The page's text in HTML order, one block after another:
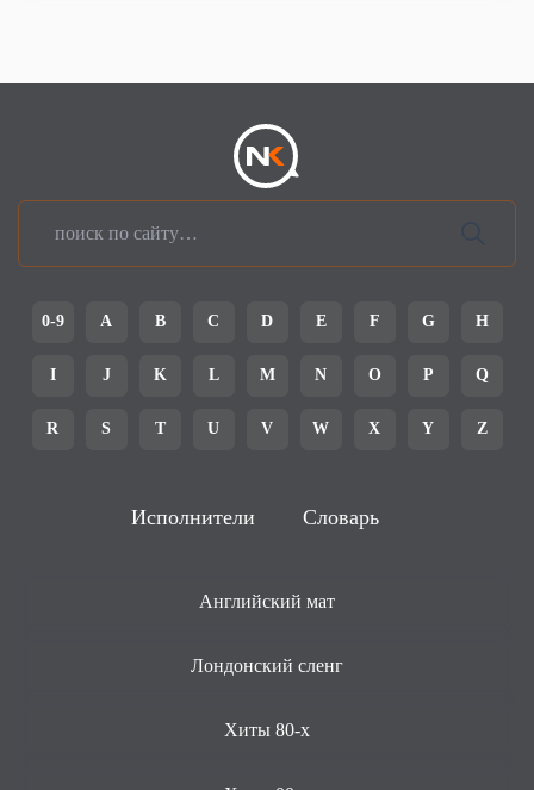
0-9 A B C D E F G H
I J K L M N O P Q
R S T U V W X Y Z
Исполнители Словарь
Английский мат
Лондонский сленг
Хиты 80-х